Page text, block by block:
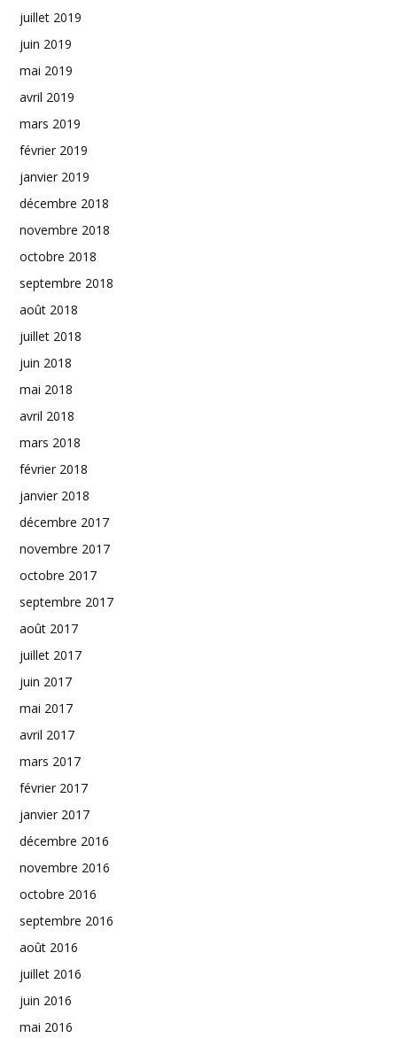
juillet 2019
juin 2019
mai 2019
avril 2019
mars 2019
février 2019
janvier 2019
décembre 2018
novembre 2018
octobre 2018
septembre 2018
août 2018
juillet 2018
juin 2018
mai 2018
avril 2018
mars 2018
février 2018
janvier 2018
décembre 2017
novembre 2017
octobre 2017
septembre 2017
août 2017
juillet 2017
juin 2017
mai 2017
avril 2017
mars 2017
février 2017
janvier 2017
décembre 2016
novembre 2016
octobre 2016
septembre 2016
août 2016
juillet 2016
juin 2016
mai 2016